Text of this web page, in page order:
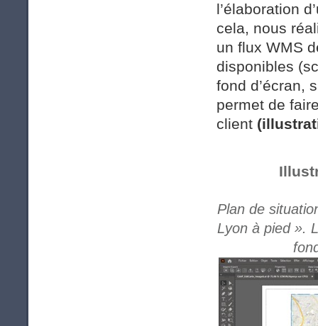
l’élaboration
cela, nous
un flux WMS
disponibles
fond d’écran,
permet de
client
Plan de
Lyon à pied ».